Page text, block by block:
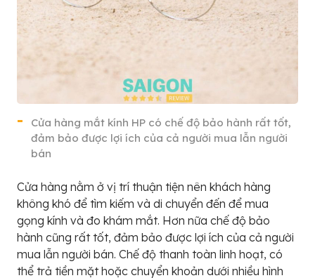
Cửa hàng mắt kính HP có chế độ bảo hành rất tốt,
đảm bảo được lợi ích của cả người mua lẫn người
bán
Cửa hàng nằm ở vị trí thuận tiện nên khách hàng
không khó để tìm kiếm và di chuyển đến để mua
gọng kính và đo khám mắt. Hơn nữa chế độ bảo
hành cũng rất tốt, đảm bảo được lợi ích của cả người
mua lẫn người bán. Chế độ thanh toàn linh hoạt, có
thể trả tiền mặt hoặc chuyển khoản dưới nhiều hình